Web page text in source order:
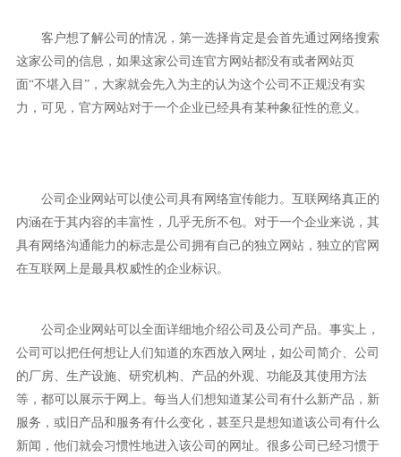
客户想了解公司的情况，第一选择肯定是会首先通过网络搜索
这家公司的信息，如果这家公司连官方网站都没有或者网站页
面“不堪入目”，大家就会先入为主的认为这个公司不正规没有实
力，可见，官方网站对于一个企业已经具有某种象征性的意义。
公司企业网站可以使公司具有网络宣传能力。互联网络真正的
内涵在于其内容的丰富性，几乎无所不包。对于一个企业来说，其
具有网络沟通能力的标志是公司拥有自己的独立网站，独立的官网
在互联网上是最具权威性的企业标识。
公司企业网站可以全面详细地介绍公司及公司产品。事实上，
公司可以把任何想让人们知道的东西放入网址，如公司简介、公司
的厂房、生产设施、研究机构、产品的外观、功能及其使用方法
等，都可以展示于网上。每当人们想知道某公司有什么新产品，新
服务，或旧产品和服务有什么变化，甚至只是想知道该公司有什么
新闻，他们就会习惯性地进入该公司的网址。很多公司已经习惯于